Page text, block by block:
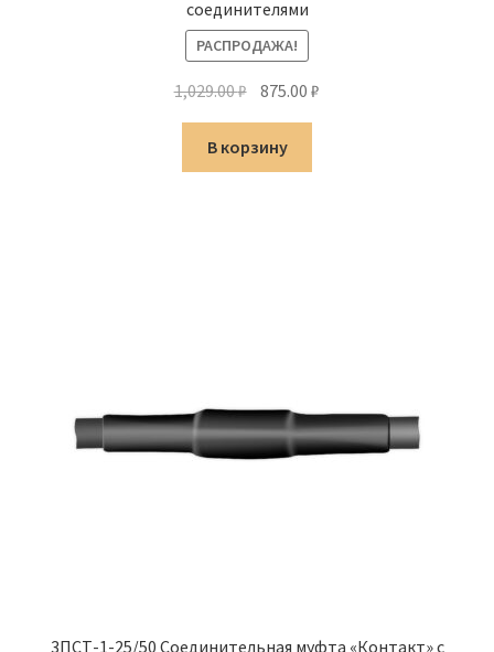
соединителями
РАСПРОДАЖА!
1,029.00₽ Первоначальная
цена
составляла
1,029.00 ₽.
875.00₽
В корзину
3ПСТ-1-25/50 Соединительная муфта «Контакт» с